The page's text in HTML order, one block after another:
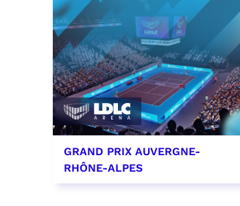
GRAND PRIX AUVERGNE-
RHÔNE-ALPES